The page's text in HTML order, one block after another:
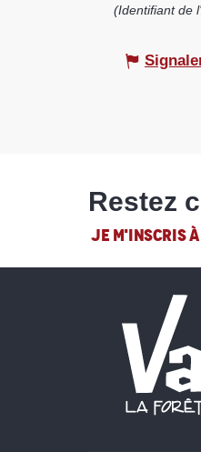
(Identifiant de
Restez
JE M'INSCRIS